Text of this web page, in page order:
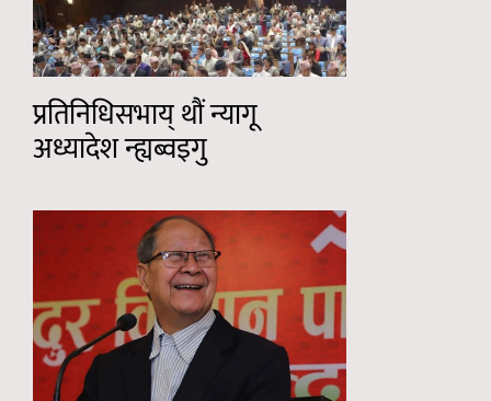
प्रतिनिधिसभाय् थौं न्यागू
अध्यादेश न्ह्यब्वइगु